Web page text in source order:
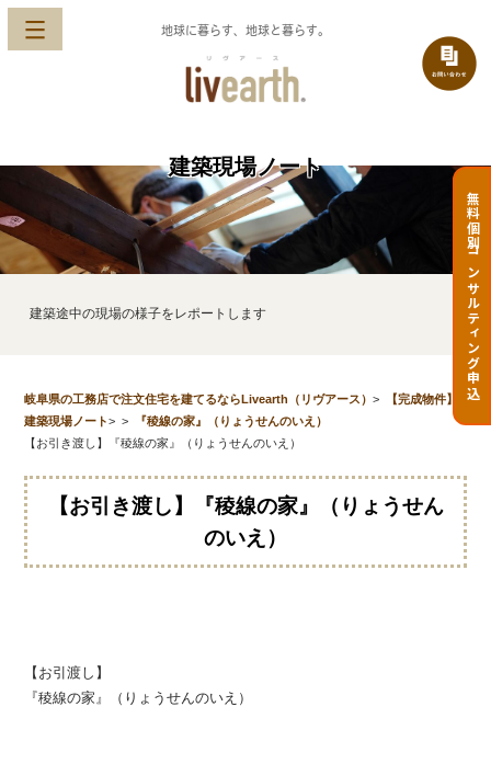
地球に暮らす、地球と暮らす。
無料個別コンサルティング申込
建築現場ノート
建築途中の現場の様子をレポートします
岐阜県の工務店で注文住宅を建てるならLivearth（リヴアース）>
建築現場ノート>
【完成物件】
『稜線の家』（りょうせんのいえ）
>
【お引き渡し】『稜線の家』（りょうせんのいえ）
【お引き渡し】『稜線の家』（りょうせん
のいえ）
【お引渡し】
『稜線の家』（りょうせんのいえ）